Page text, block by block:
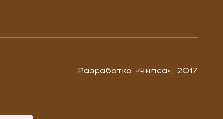
Разработка «Чипса», 2017